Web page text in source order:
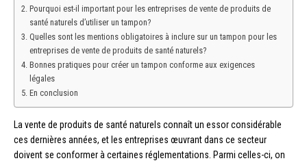
Pourquoi est-il important pour les entreprises de vente de produits de
santé naturels d’utiliser un tampon?
Quelles sont les mentions obligatoires à inclure sur un tampon pour les
entreprises de vente de produits de santé naturels?
Bonnes pratiques pour créer un tampon conforme aux exigences
légales
En conclusion
La vente de produits de santé naturels connaît un essor considérable
ces dernières années, et les entreprises œuvrant dans ce secteur
doivent se conformer à certaines réglementations. Parmi celles-ci, on